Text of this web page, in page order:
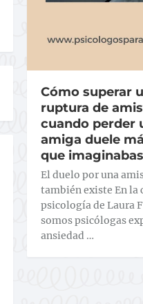
Cómo superar
ruptura de
cuando perder
amiga duele
que imaginabas
El duelo por una
también existe En la
psicología de Laura
somos psicólogas
ansiedad …